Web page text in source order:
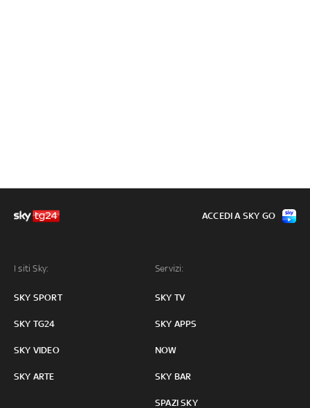
I siti Sky:
SKY SPORT
SKY TG24
SKY VIDEO
SKY ARTE
Servizi:
SKY TV
SKY APPS
NOW
SKY BAR
SPAZI SKY
ACCEDI A SKY GO